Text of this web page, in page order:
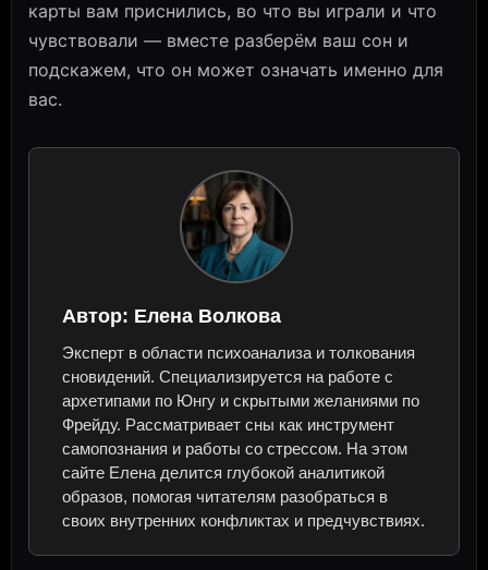
карты вам приснились, во что вы играли и что
чувствовали — вместе разберём ваш сон и
подскажем, что он может означать именно для
вас.
Автор: Елена Волкова
Эксперт в области психоанализа и толкования
сновидений. Специализируется на работе с
архетипами по Юнгу и скрытыми желаниями по
Фрейду. Рассматривает сны как инструмент
самопознания и работы со стрессом. На этом
сайте Елена делится глубокой аналитикой
образов, помогая читателям разобраться в
своих внутренних конфликтах и предчувствиях.